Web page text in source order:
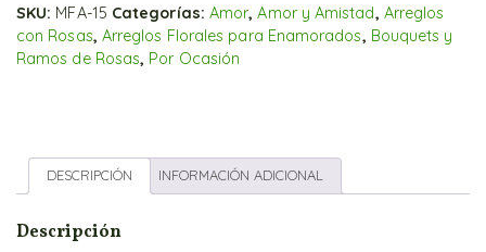
$67,900
hasta
SKU: MFA-15 Categorías: Amor,Amor y Amistad, Arreglos
con Rosas, Arreglos Florales para Enamorados, Bouquets y
Ramos de Rosas, Por Ocasión
DESCRIPCIÓN INFORMACIÓN ADICIONAL
Descripción